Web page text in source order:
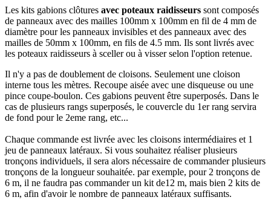
Les kits gabions clôtures avec poteaux raidisseurs sont composés
de panneaux avec des mailles 100mm x 100mm en fil de 4 mm de
diamètre pour les panneaux invisibles et des panneaux avec des
mailles de 50mm x 100mm, en fils de 4.5 mm. Ils sont livrés avec
les poteaux raidisseurs à sceller ou à visser selon l'option retenue.
Il n'y a pas de doublement de cloisons. Seulement une cloison
interne tous les mètres. Recoupe aisée avec une disqueuse ou une
pince coupe-boulon. Ces gabions peuvent être superposés. Dans le
cas de plusieurs rangs superposés, le couvercle du 1er rang servira
de fond pour le 2eme rang, etc...
Chaque commande est livrée avec les cloisons intermédiaires et 1
jeu de panneaux latéraux. Si vous souhaitez réaliser plusieurs
tronçons individuels, il sera alors nécessaire de commander plusieurs
tronçons de la longueur souhaitée. par exemple, pour 2 tronçons de
6 m, il ne faudra pas commander un kit de12 m, mais bien 2 kits de
6 m, afin d'avoir le nombre de panneaux latéraux suffisants.